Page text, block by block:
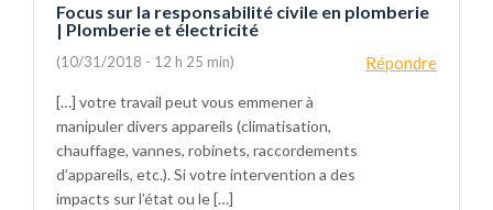
Focus sur la responsabilité civile en plomberie
| Plomberie et électricité
Répondre
(10/31/2018 - 12 h 25 min)
[…] votre travail peut vous emmener à
manipuler divers appareils (climatisation,
chauffage, vannes, robinets, raccordements
d’appareils, etc.). Si votre intervention a des
impacts sur l’état ou le […]